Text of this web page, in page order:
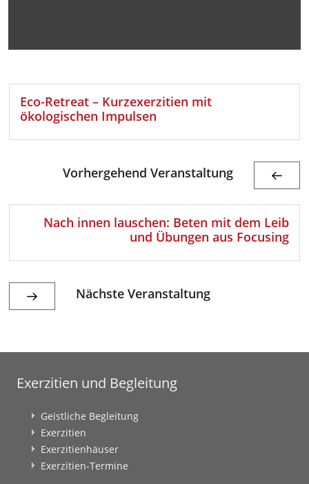
Eco-Retreat – Kurzexerzitien mit
ökologischen Impulsen
Vorhergehend Veranstaltung
Nach innen lauschen: Beten mit dem Leib
und Übungen aus Focusing
Nächste Veranstaltung
Exerzitien und Begleitung
Geistliche Begleitung
Exerzitien
Exerzitienhäuser
Exerzitien-Termine